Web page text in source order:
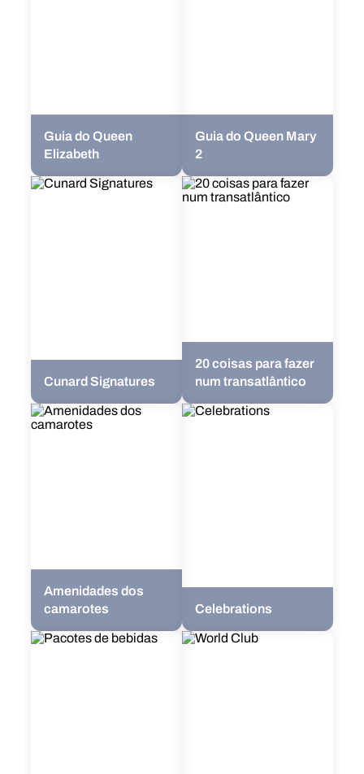
Guia do Queen
Elizabeth
Guia do Queen Mary
2
Cunard Signatures
20 coisas para fazer
num transatlântico
Amenidades dos
camarotes
Celebrations